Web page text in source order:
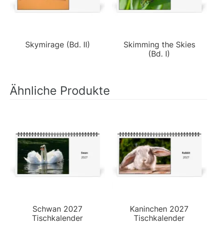
Skymirage (Bd. II)
Skimming the Skies
(Bd. I)
Ähnliche Produkte
Schwan 2027
Tischkalender
Kaninchen 2027
Tischkalender